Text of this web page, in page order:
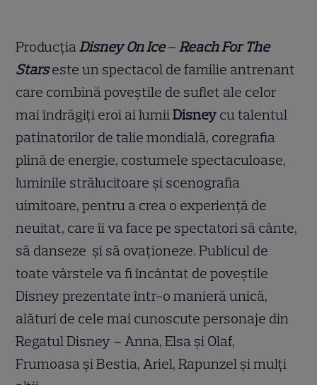
ProducțiaDisney On Ice–Reach For The
Starseste un spectacol de familie antrenant
care combină poveștile de suflet ale celor
mai îndrăgiți eroi ai lumiiDisney cu talentul
patinatorilor de talie mondială, coregrafia
plină de energie, costumele spectaculoase,
luminile strălucitoare și scenografia
uimitoare, pentru a crea o experiență de
neuitat, care îi va face pe spectatori să cânte,
să danseze și să ovaționeze. Publicul de
toate vârstele va fi încântat de poveștile
Disney prezentate într-o manieră unică,
alături de cele mai cunoscute personaje din
Regatul Disney – Anna, Elsa și Olaf,
Frumoasa și Bestia, Ariel, Rapunzel și mulți